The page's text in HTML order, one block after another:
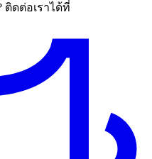
ดต่อเราได้ที่